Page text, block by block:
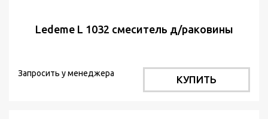
Ledeme L 1032 смеситель д/раковины
Запросить у менеджера
КУПИТЬ